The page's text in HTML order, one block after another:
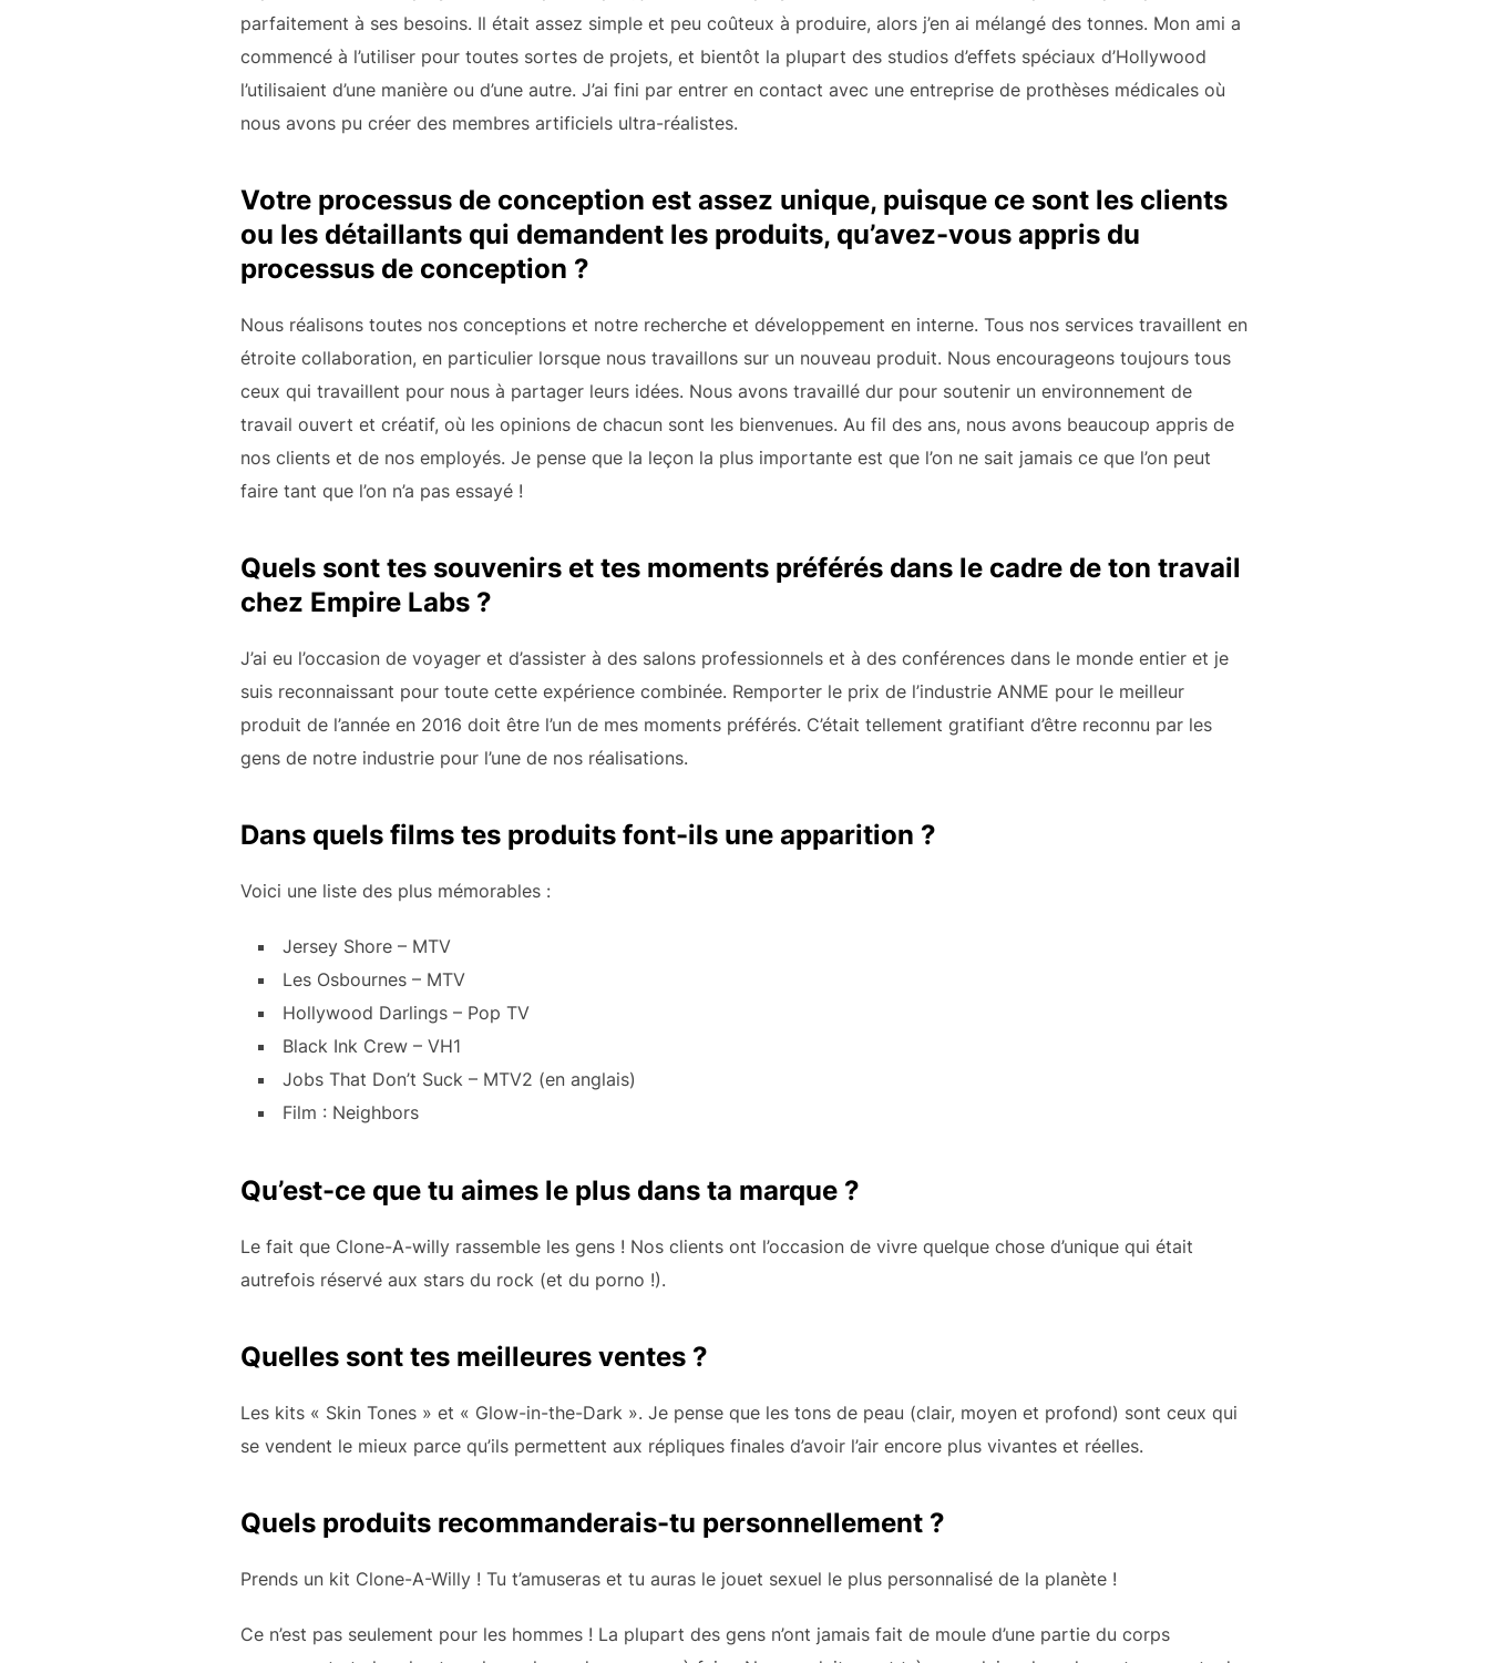
parfaitement à ses besoins. Il était assez simple et peu coûteux à produire, alors j’en ai mélangé des tonnes. Mon ami a
commencé à l’utiliser pour toutes sortes de projets, et bientôt la plupart des studios d’effets spéciaux d’Hollywood
l’utilisaient d’une manière ou d’une autre. J’ai fini par entrer en contact avec une entreprise de prothèses médicales où
nous avons pu créer des membres artificiels ultra-réalistes.
Votre processus de conception est assez unique, puisque ce sont les clients
ou les détaillants qui demandent les produits, qu’avez-vous appris du
processus de conception ?
Nous réalisons toutes nos conceptions et notre recherche et développement en interne. Tous nos services travaillent en
étroite collaboration, en particulier lorsque nous travaillons sur un nouveau produit. Nous encourageons toujours tous
ceux qui travaillent pour nous à partager leurs idées. Nous avons travaillé dur pour soutenir un environnement de
travail ouvert et créatif, où les opinions de chacun sont les bienvenues. Au fil des ans, nous avons beaucoup appris de
nos clients et de nos employés. Je pense que la leçon la plus importante est que l’on ne sait jamais ce que l’on peut
faire tant que l’on n’a pas essayé !
Quels sont tes souvenirs et tes moments préférés dans le cadre de ton travail
chez Empire Labs ?
J’ai eu l’occasion de voyager et d’assister à des salons professionnels et à des conférences dans le monde entier et je
suis reconnaissant pour toute cette expérience combinée. Remporter le prix de l’industrie ANME pour le meilleur
produit de l’année en 2016 doit être l’un de mes moments préférés. C’était tellement gratifiant d’être reconnu par les
gens de notre industrie pour l’une de nos réalisations.
Dans quels films tes produits font-ils une apparition ?
Voici une liste des plus mémorables :
Jersey Shore – MTV
Les Osbournes – MTV
Hollywood Darlings – Pop TV
Black Ink Crew – VH1
Jobs That Don’t Suck – MTV2 (en anglais)
Film : Neighbors
Qu’est-ce que tu aimes le plus dans ta marque ?
Le fait que Clone-A-willy rassemble les gens ! Nos clients ont l’occasion de vivre quelque chose d’unique qui était
autrefois réservé aux stars du rock (et du porno !).
Quelles sont tes meilleures ventes ?
Les kits « Skin Tones » et « Glow-in-the-Dark ». Je pense que les tons de peau (clair, moyen et profond) sont ceux qui
se vendent le mieux parce qu’ils permettent aux répliques finales d’avoir l’air encore plus vivantes et réelles.
Quels produits recommanderais-tu personnellement ?
Prends un kit Clone-A-Willy ! Tu t’amuseras et tu auras le jouet sexuel le plus personnalisé de la planète !
Ce n’est pas seulement pour les hommes ! La plupart des gens n’ont jamais fait de moule d’une partie du corps